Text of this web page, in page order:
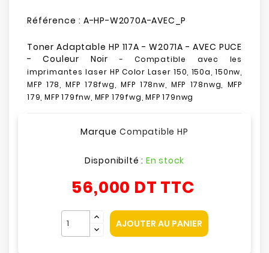
Référence : A-HP-W2070A-AVEC_P
Toner Adaptable HP 117A - W2071A - AVEC PUCE
- Couleur Noir-Compatible avec les
imprimantes laser HP Color Laser 150, 150a, 150nw,
MFP 178, MFP 178fwg, MFP 178nw, MFP 178nwg, MFP
179, MFP 179fnw, MFP 179fwg, MFP 179nwg
Marque Compatible HP
Disponibilté : En stock
56,000 DT TTC
AJOUTER AU PANIER